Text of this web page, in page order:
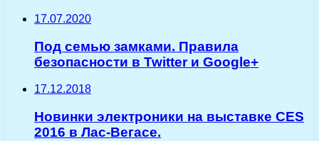
17.07.2020
Под семью замками. Правила
безопасности в Twitter и Google+
17.12.2018
Новинки электроники на выставке CES
2016 в Лас-Вегасе.